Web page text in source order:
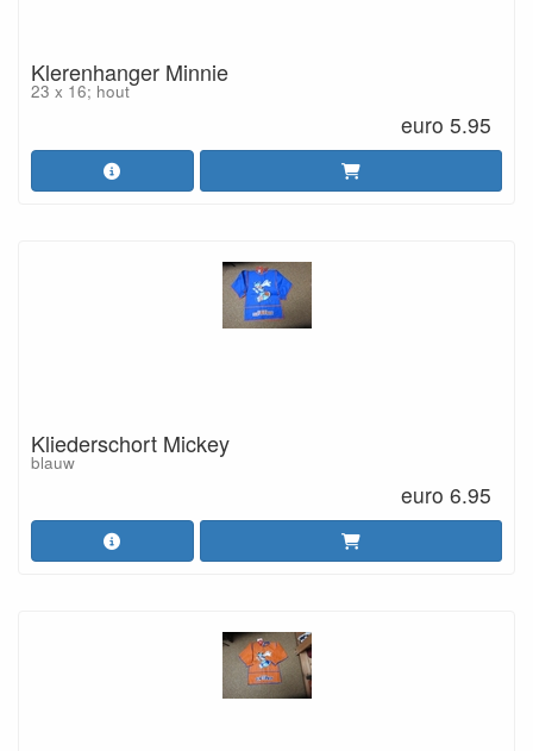
Klerenhanger Minnie
23 x 16; hout
euro 5.95
Kliederschort Mickey
blauw
euro 6.95